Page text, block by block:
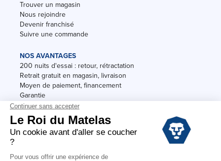
Trouver un magasin
Nous rejoindre
Devenir franchisé
Suivre une commande
NOS AVANTAGES
200 nuits d'essai : retour, rétractation
Retrait gratuit en magasin, livraison
Moyen de paiement, financement
Garantie
Conditions des offres
Black Friday
Soldes